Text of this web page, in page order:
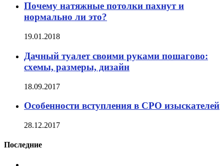
Почему натяжные потолки пахнут и
нормально ли это?
19.01.2018
Дачный туалет своими руками пошагово:
схемы, размеры, дизайн
18.09.2017
Особенности вступления в СРО изыскателей
28.12.2017
Последние